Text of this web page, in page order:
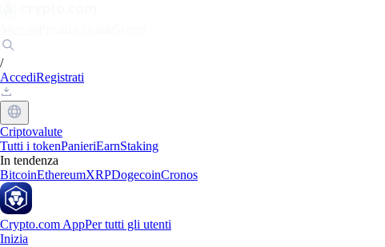
/
AccediRegistrati
Criptovalute
Tutti i tokenPanieriEarnStaking
In tendenza
BitcoinEthereumXRPDogecoinCronos
Crypto.com AppPer tutti gli utenti
Inizia